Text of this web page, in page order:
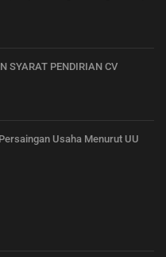
SYARAT PENDIRIAN CV
Usaha Menurut UU